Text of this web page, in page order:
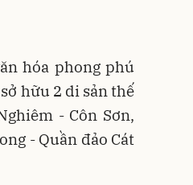
hóa phong phú
hữu 2 di sản thế
- Côn Sơn,
- Quần đảo Cát